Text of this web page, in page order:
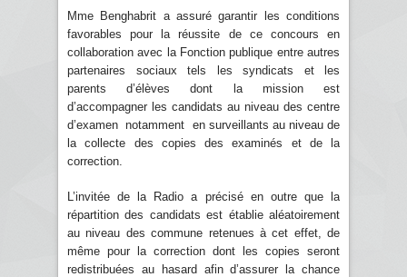
Mme Benghabrit a assuré garantir les conditions
favorables pour la réussite de ce concours en
collaboration avec la Fonction publique entre autres
partenaires sociaux tels les syndicats et les
parents d’élèves dont la mission est
d’accompagner les candidats au niveau des centre
d’examen notamment en surveillants au niveau de
la collecte des copies des examinés et de la
correction.
L’invitée de la Radio a précisé en outre que la
répartition des candidats est établie aléatoirement
au niveau des commune retenues à cet effet, de
même pour la correction dont les copies seront
redistribuées au hasard afin d’assurer la chance